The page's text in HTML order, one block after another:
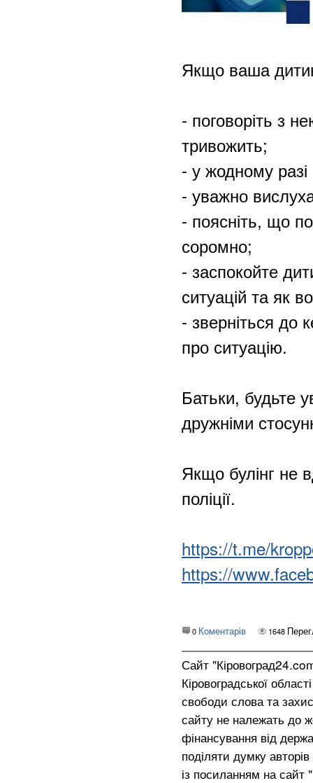
Якщо ваша
- поговоріть з
тривожить;
- у жодному
- уважно
- поясніть, що
соромно;
- заспокойте
ситуацій та як
- зверніться до
про ситуацію.
Батьки, будьте
дружніми
Якщо булінг не
поліції.
https://t.me/
https://
0 Коментарів 1648
Сайт
Кіровоградської
свободи слова та
сайту не належать до
фінансування від
поділяти думку
із посиланням на сайт